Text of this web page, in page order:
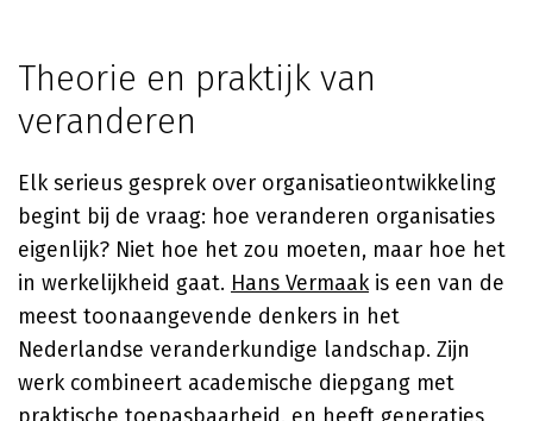
Theorie en praktijk van
veranderen
Elk serieus gesprek over organisatieontwikkeling
begint bij de vraag: hoe veranderen organisaties
eigenlijk? Niet hoe het zou moeten, maar hoe het
in werkelijkheid gaat. Hans Vermaakis een van de
meest toonaangevende denkers in het
Nederlandse veranderkundige landschap. Zijn
werk combineert academische diepgang met